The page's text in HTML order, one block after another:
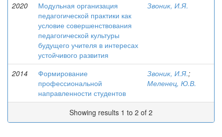
2020
Модульная организация
педагогической практики как
условие совершенствования
педагогической культуры
будущего учителя в интересах
устойчивого развития
Звоник, И.Я.
2014
Формирование
профессиональной
направленности студентов
Звоник, И.Я.;
Меленец, Ю.В.
Showing results 1 to 2 of 2